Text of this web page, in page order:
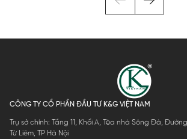
CÔNG TY CỔ PHẦN ĐẦU TƯ K&G VIỆT NAM
Trụ sở chính: Tầng 11, Khối A, Tòa nhà Sông Đà,
Từ Liêm, TP Hà Nội